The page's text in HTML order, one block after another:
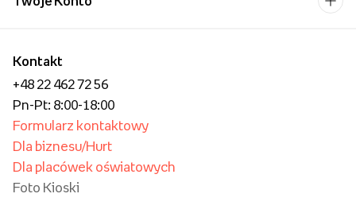
Kontakt
+48 22 462 72 56
Pn-Pt: 8:00-18:00
Formularz kontaktowy
Dla biznesu/Hurt
Dla placówek oświatowych
Foto Kioski